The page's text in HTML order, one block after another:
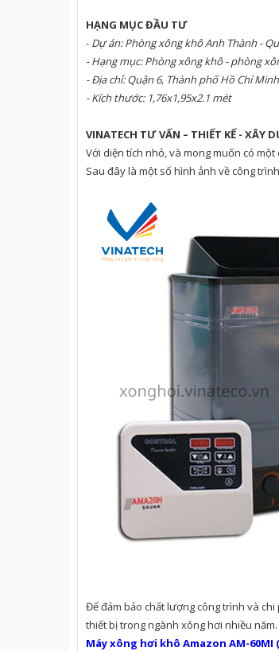
HẠNG MỤC ĐẦU TƯ
- Dự án: Phòng xông khô Anh Thành -
- Hạng mục: Phòng xông khô - phòng
- Địa chỉ:Quận 6, Thành phố Hồ Chí Minh
- Kích thước: 1,76x1,95x2.1 mét
VINATECH TƯ VẤN – THIẾT KẾ - XÂY
Với diện tích nhỏ, và mong muốn có
Sau đây là một số hình ảnh về công
Để đảm bảo chất lượng công trình và
thiết bị trong ngành xông hơi nhiều năm.
Máy xông hơi khô Amazon AM-60MI